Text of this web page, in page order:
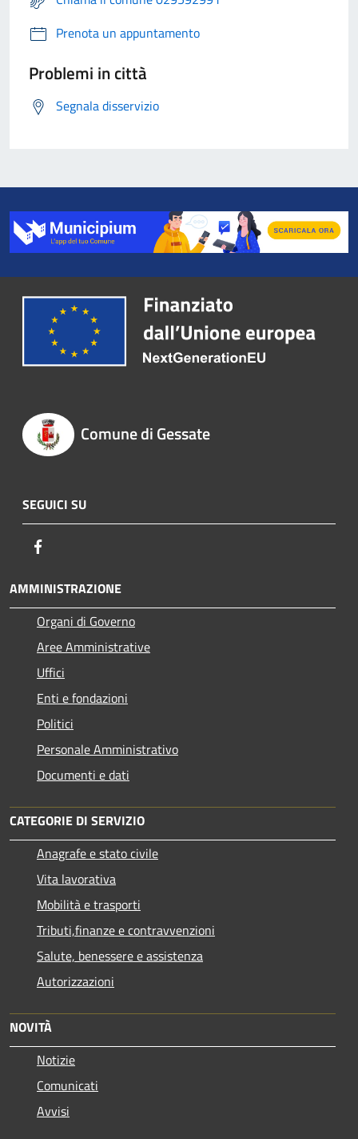
Prenota un appuntamento
Problemi in città
Segnala disservizio
Comune di Gessate
SEGUICI SU
AMMINISTRAZIONE
Organi di Governo
Aree Amministrative
Uffici
Enti e fondazioni
Politici
Personale Amministrativo
Documenti e dati
CATEGORIE DI SERVIZIO
Anagrafe e stato civile
Vita lavorativa
Mobilità e trasporti
Tributi,finanze e contravvenzioni
Salute, benessere e assistenza
Autorizzazioni
NOVITÀ
Notizie
Comunicati
Avvisi